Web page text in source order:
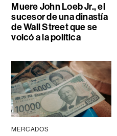
Muere John Loeb Jr., el
sucesor de una dinastía
de Wall Street que se
volcó a la política
MERCADOS